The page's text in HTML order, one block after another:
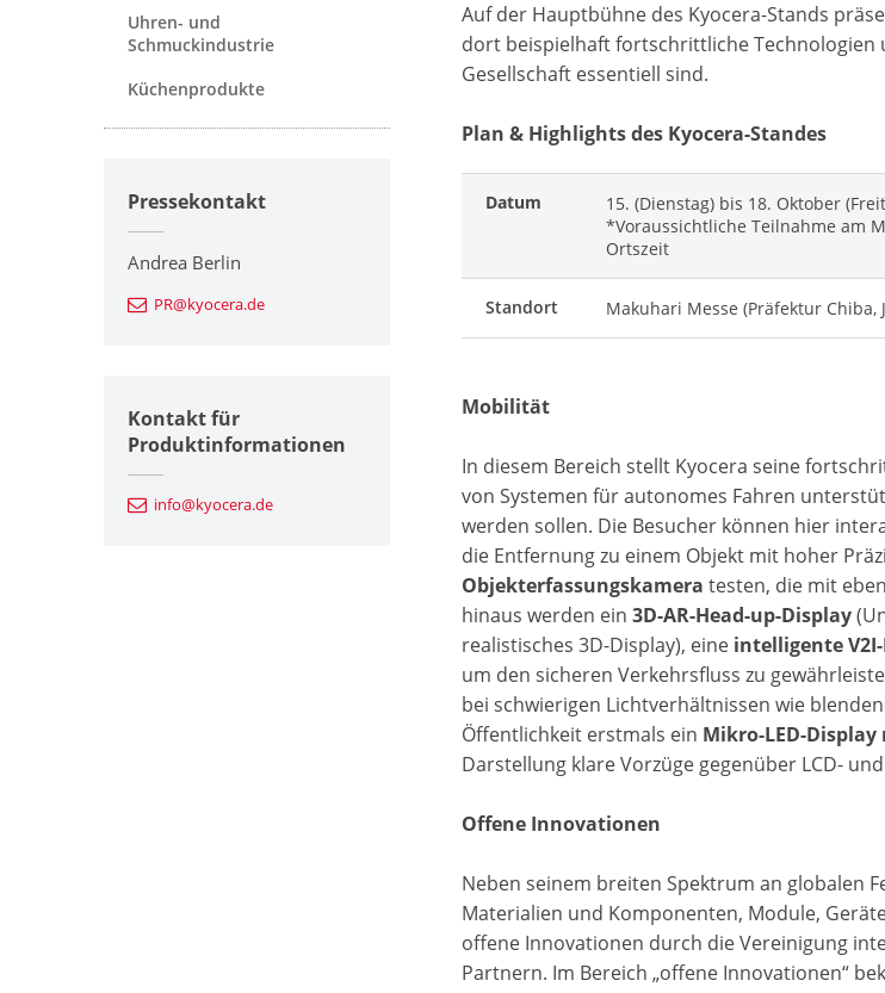
Auf der Hauptbühne des Kyocera-Stands
dort beispielhaft fortschrittliche Technologien
Gesellschaft essentiell sind.
Plan & Highlights des Kyocera-Standes
Datum
15. (Dienstag) bis 18. Oktober
*Voraussichtliche Teilnahme am
Ortszeit
Standort Makuhari Messe (Präfektur Chiba,
Mobilität
In diesem Bereich stellt Kyocera seine
von Systemen für autonomes Fahren
werden sollen. Die Besucher können hier
die Entfernung zu einem Objekt mit hoher
Objekterfassungskamera testen, die mit
hinaus werden ein3D-AR-Head-up-Display
realistisches 3D-Display), eine intelligente
um den sicheren Verkehrsfluss zu
bei schwierigen Lichtverhältnissen wie
Öffentlichkeit erstmals ein Mikro-LED-
Darstellung klare Vorzüge gegenüber LCD-
Offene Innovationen
Neben seinem breiten Spektrum an globalen
Materialien und Komponenten, Module,
offene Innovationen durch die Vereinigung
Partnern. Im Bereich „offene Innovationen“
Uhren- und
Schmuckindustrie
Küchenprodukte
Pressekontakt
Andrea Berlin
PR@kyocera.de
Kontakt für
Produktinformationen
info@kyocera.de